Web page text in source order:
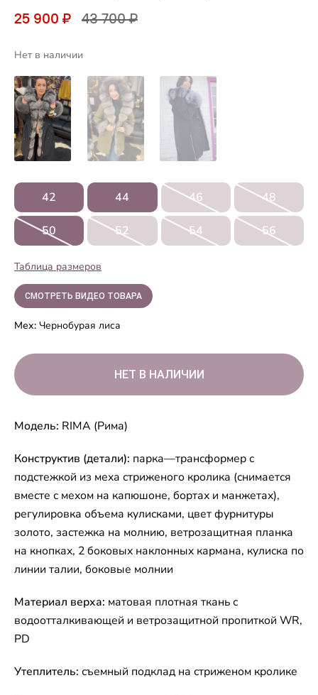
25 900 ₽ 43 700 ₽
Нет в наличии
42 44 46 48
50 52 54 56
Таблица размеров
СМОТРЕТЬ ВИДЕО ТОВАРА
Мех: Чернобурая лиса
Модель: RIMA (Рима)
Конструктив (детали): парка—трансформер с
подстежкой из меха стриженого кролика (снимается
вместе с мехом на капюшоне, бортах и манжетах),
регулировка объема кулисками, цвет фурнитуры
золото, застежка на молнию, ветрозащитная планка
на кнопках, 2 боковых наклонных кармана, кулиска по
линии талии, боковые молнии
Материал верха: матовая плотная ткань с
водоотталкивающей и ветрозащитной пропиткой WR,
PD
Утеплитель: съемный подклад на стриженом кролике